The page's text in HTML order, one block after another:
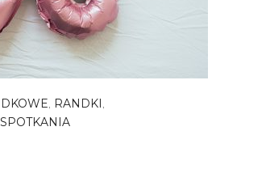
, RANDKI,
SPOTKANIA